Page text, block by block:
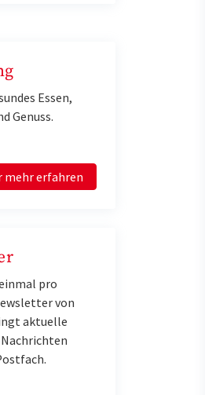
Essen,
Genuss.
mehr erfahren
pro
von
aktuelle